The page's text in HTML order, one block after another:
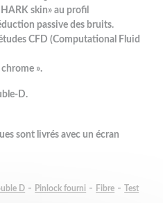
skin» au profil
passive des bruits.
CFD (Computational Fluid
».
D.
sont livrés avec un écran
D - Pinlock fourni - Fibre - Test